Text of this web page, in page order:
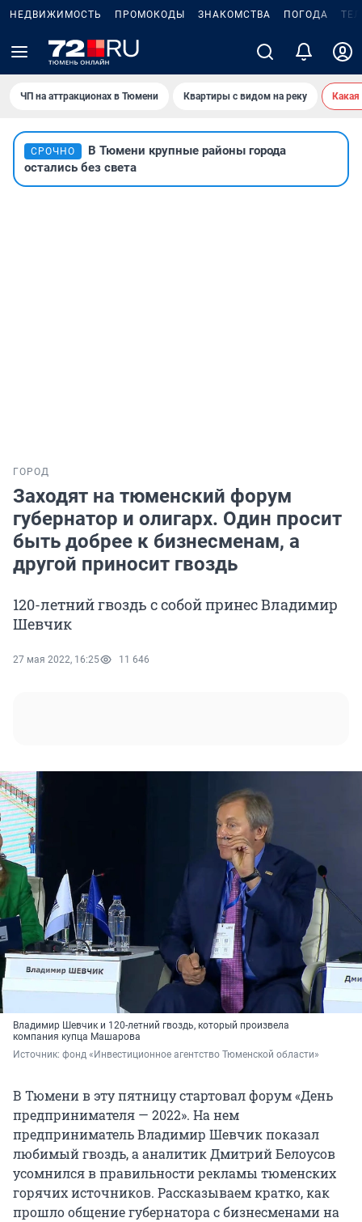
НЕДВИЖИМОСТЬ ПРОМОКОДЫ ЗНАКОМСТВА ПОГОДА
ЧП на аттракционах в Тюмени Квартиры с видом на реку
СРОЧНО
В Тюмени крупные районы города
остались без света
ГОРОД
Заходят на тюменский форум
губернатор и олигарх. Один просит
быть добрее к бизнесменам, а
другой приносит гвоздь
120-летний гвоздь с собой принес Владимир
Шевчик
27 мая 2022, 16:25 11 646
Владимир Шевчик и 120-летний гвоздь, который произвела
компания купца Машарова
Источник: фонд «Инвестиционное агентство Тюменской области»
В Тюмени в эту пятницу стартовал форум «День
предпринимателя — 2022». На нем
предприниматель Владимир Шевчик показал
любимый гвоздь, а аналитик Дмитрий Белоусов
усомнился в правильности рекламы тюменских
горячих источников. Рассказываем кратко, как
прошло общение губернатора с бизнесменами на